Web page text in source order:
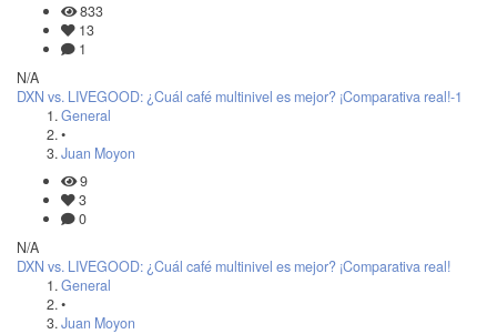
833
13
1
N/A
DXN vs. LIVEGOOD: ¿Cuál café multinivel es mejor? ¡Comparativa real!-1
General
•
Juan Moyon
9
3
0
N/A
DXN vs. LIVEGOOD: ¿Cuál café multinivel es mejor? ¡Comparativa real!
General
•
Juan Moyon